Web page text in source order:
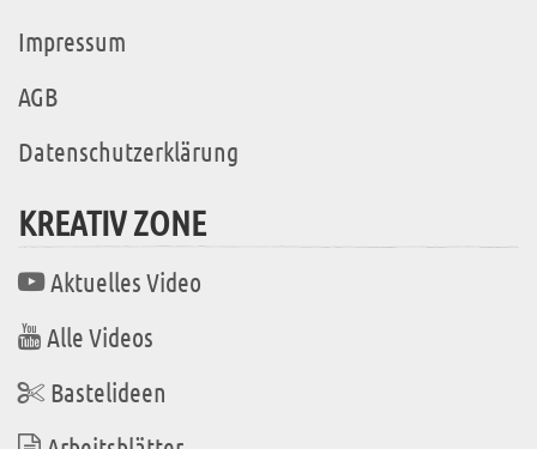
Impressum
AGB
Datenschutzerklärung
KREATIV ZONE
Aktuelles Video
Alle Videos
Bastelideen